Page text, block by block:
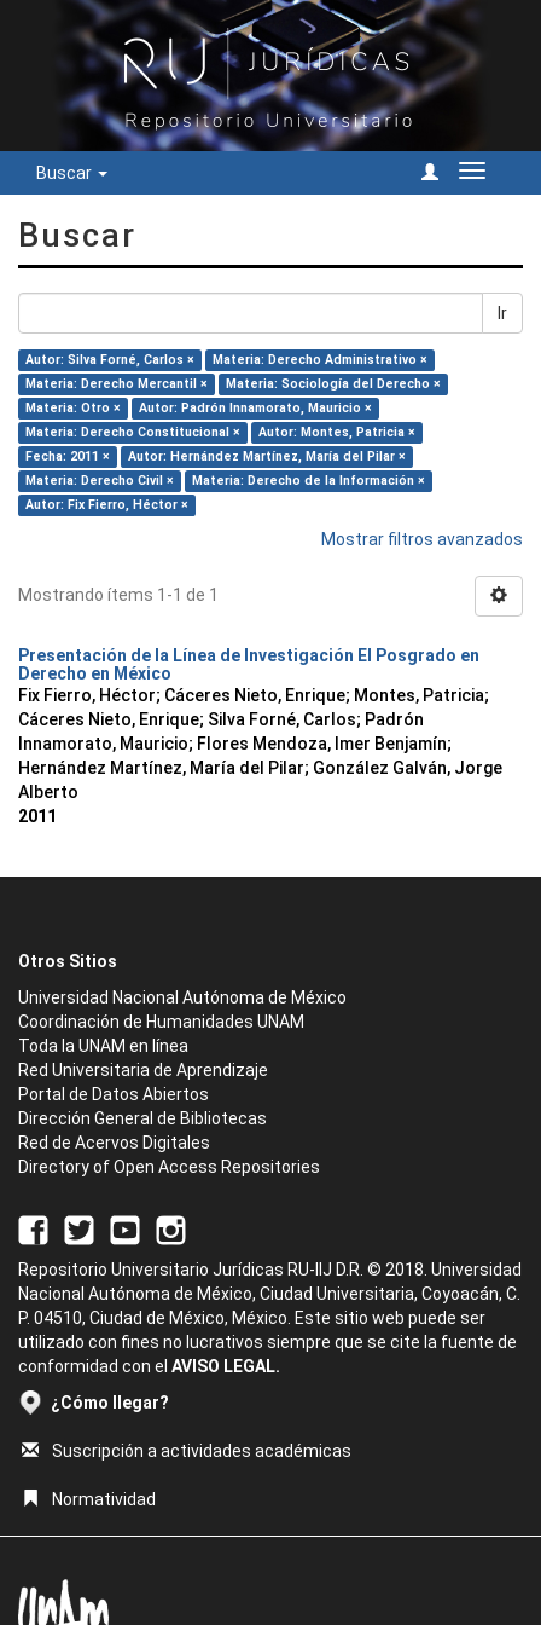
Buscar
Cambiar
Buscar
Ir
Autor: Silva Forné, Carlos ×
Materia: Derecho Administrativo ×
Materia: Derecho Mercantil ×
Materia: Sociología del Derecho ×
Materia: Otro ×
Autor: Padrón Innamorato, Mauricio ×
Materia: Derecho Constitucional ×
Autor: Montes, Patricia ×
Fecha: 2011 ×
Autor: Hernández Martínez, María del Pilar ×
Materia: Derecho Civil ×
Materia: Derecho de la Información ×
Autor: Fix Fierro, Héctor ×
Mostrar filtros avanzados
Mostrando ítems 1-1 de 1
Presentación de la Línea de Investigación El Posgrado en
Derecho en México
Fix Fierro, Héctor; Cáceres Nieto, Enrique; Montes, Patricia;
Cáceres Nieto, Enrique; Silva Forné, Carlos; Padrón
Innamorato, Mauricio; Flores Mendoza, Imer Benjamín;
Hernández Martínez, María del Pilar; González Galván, Jorge
Alberto
2011
Otros Sitios
Universidad Nacional Autónoma de México
Coordinación de Humanidades UNAM
Toda la UNAM en línea
Red Universitaria de Aprendizaje
Portal de Datos Abiertos
Dirección General de Bibliotecas
Red de Acervos Digitales
Directory of Open Access Repositories
Repositorio Universitario Jurídicas RU-IIJ D.R. © 2018. Universidad
Nacional Autónoma de México, Ciudad Universitaria, Coyoacán, C.
P. 04510, Ciudad de México, México. Este sitio web puede ser
utilizado con fines no lucrativos siempre que se cite la fuente de
conformidad con el AVISO LEGAL.
¿Cómo llegar?
Suscripción a actividades académicas
Normatividad